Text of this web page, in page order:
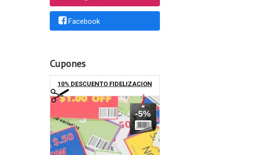
Facebook
Cupones
10% DESCUENTO FIDELIZACION
-5%